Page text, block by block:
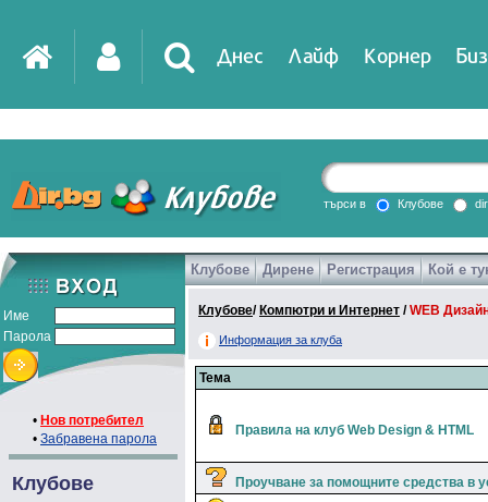
Днес Лайф Корнер
DirTV Impressio
Games
търси в Клубове
Име
Парола
• Нов потребител
• Забравена парола
Клубове
Клубове Дирене Регистрация Кой е
Клубове/ Компютри и Интернет /WEB
Информация за клуба
Тема
Правила на клуб Web Design & HTML
Проучване за помощните средства в